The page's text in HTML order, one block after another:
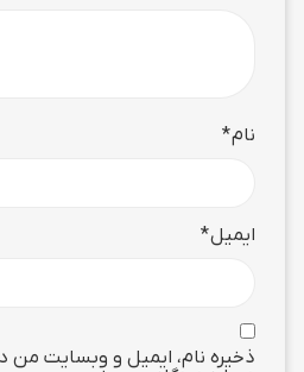
نام*
ایمیل*
ذخیره نام، ایمیل و وبسایت من